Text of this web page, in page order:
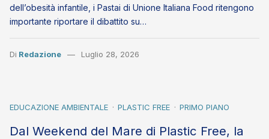
dell’obesità infantile, i Pastai di Unione Italiana Food ritengono
importante riportare il dibattito su…
Di Redazione Luglio 28, 2026
EDUCAZIONE AMBIENTALE PLASTIC FREE PRIMO PIANO
Dal Weekend del Mare di Plastic Free, la